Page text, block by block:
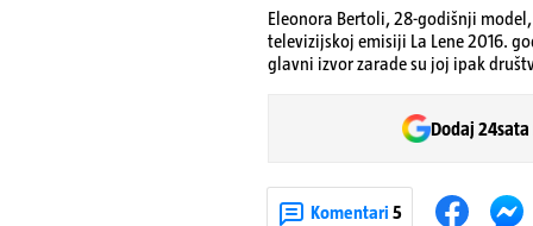
Eleonora Bertoli, 28-godišnji
televizijskoj emisiji La Lene 2016.
glavni izvor zarade su joj ipak
Dodaj
Komentari 5